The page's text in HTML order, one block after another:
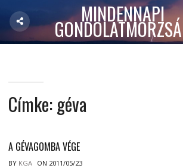
MINDENNAPI
Címke: géva
A GÉVAGOMBA VÉGE
BY KGA ON 2011/05/23